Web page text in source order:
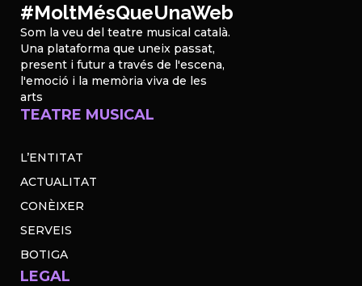
#MoltMésQueUnaWeb
Som la veu del teatre musical català.
Una plataforma que uneix passat,
present i futur a través de l'escena,
l'emoció i la memòria viva de les
arts
TEATRE MUSICAL
L’ENTITAT
ACTUALITAT
CONÈIXER
SERVEIS
BOTIGA
LEGAL